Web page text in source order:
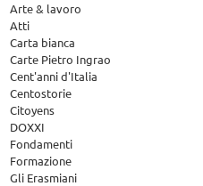
Arte & lavoro
Atti
Carta bianca
Carte Pietro Ingrao
Cent'anni d'Italia
Centostorie
Citoyens
DOXXI
Fondamenti
Formazione
Gli Erasmiani